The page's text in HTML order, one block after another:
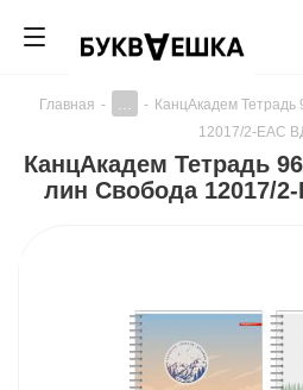
Главная - - КанцАкадем Тетрадь
12017/2-EAC
КанцАкадем Тетрадь
лин Свобода 12017/